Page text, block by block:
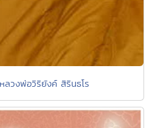
วงพ่อวิริยังค์ สิรินธโร